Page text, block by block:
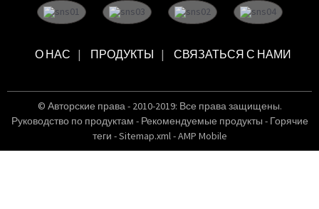
О НАС ПРОДУКТЫ СВЯЗАТЬСЯ С НАМИ
© Авторские права - 2010-2019: Все права защищены.
Руководство по продуктам - Рекомендуемые продукты - Горячие
теги -Sitemap.xml-AMP Mobile